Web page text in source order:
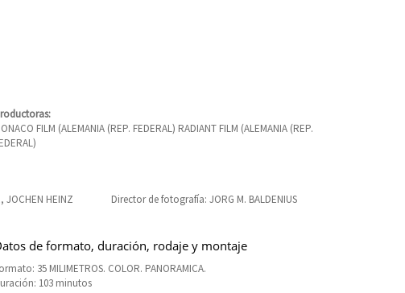
FILM (ALEMANIA (REP. FEDERAL) RADIANT FILM (ALEMANIA (REP.
JOCHEN HEINZ
Director de fotografía: JORG M. BALDENIUS
de formato, duración, rodaje y montaje
35 MILIMETROS. COLOR. PANORAMICA.
103 minutos